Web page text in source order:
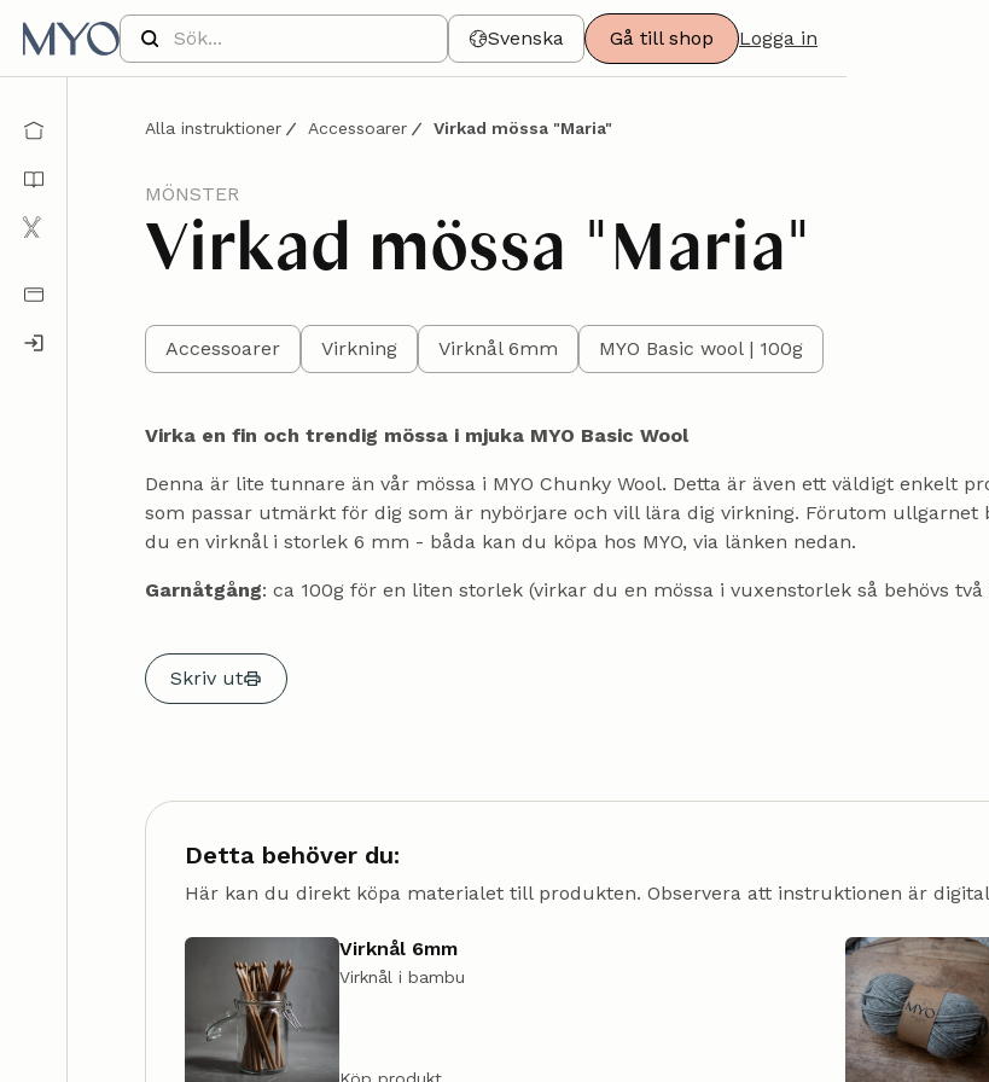
Svenska Gå till shop Logga in
Alla instruktioner Accessoarer Virkad mössa "Maria"
MÖNSTER
Virkad mössa "Maria"
Accessoarer Virkning Virknål 6mm MYO Basic wool | 100g
Virka en fin och trendig mössa i mjuka MYO Basic Wool
Denna är lite tunnare än vår mössa i MYO Chunky Wool. Detta är även ett väldigt enkelt
som passar utmärkt för dig som är nybörjare och vill lära dig virkning. Förutom ullgarnet
du en virknål i storlek 6 mm - båda kan du köpa hos MYO, via länken nedan.
Garnåtgång: ca 100g för en liten storlek (virkar du en mössa i vuxenstorlek så behövs två
Skriv ut
Detta behöver du:
Här kan du direkt köpa materialet till produkten. Observera att instruktionen är
Virknål 6mm
Virknål i bambu